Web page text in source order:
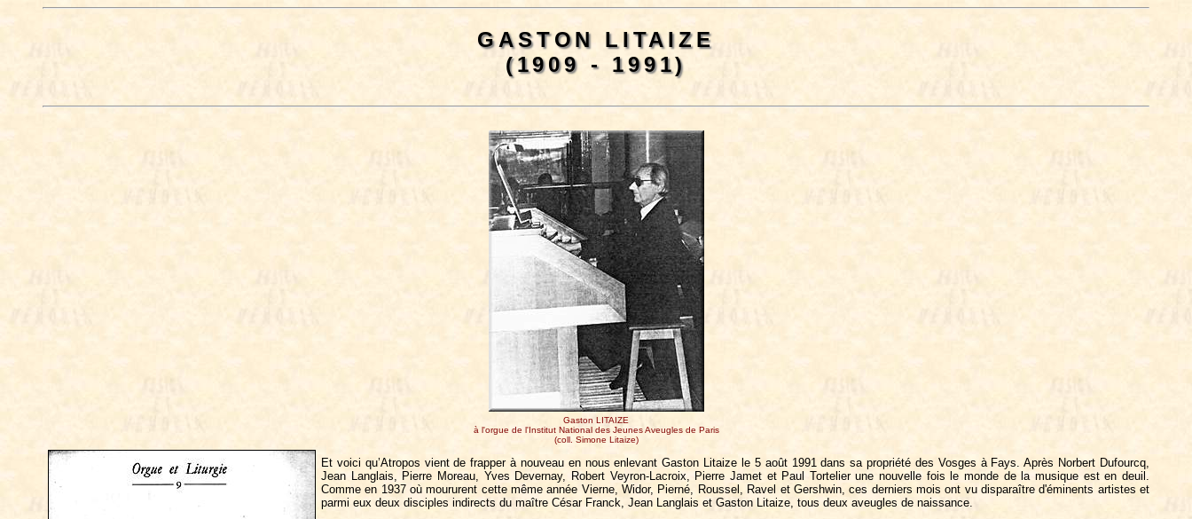
GASTON LITAIZE
(1909 - 1991)
Gaston LITAIZE
à l'orgue de l'Institut National des Jeunes Aveugles de Paris
(coll. Simone Litaize)
Et voici qu’Atropos vient de frapper à nouveau en nous enlevant Gaston Litaize le 5 août 1991 dans sa propriété des Vosges à Fays. Après Norbert Dufourcq,
Jean Langlais, Pierre Moreau, Yves Devernay, Robert Veyron-Lacroix, Pierre Jamet et Paul Tortelier une nouvelle fois le monde de la musique est en deuil.
Comme en 1937 où moururent cette même année Vierne, Widor, Pierné, Roussel, Ravel et Gershwin, ces derniers mois ont vu disparaître d'éminents artistes et
parmi eux deux disciples indirects du maître César Franck, Jean Langlais et Gaston Litaize, tous deux aveugles de naissance.